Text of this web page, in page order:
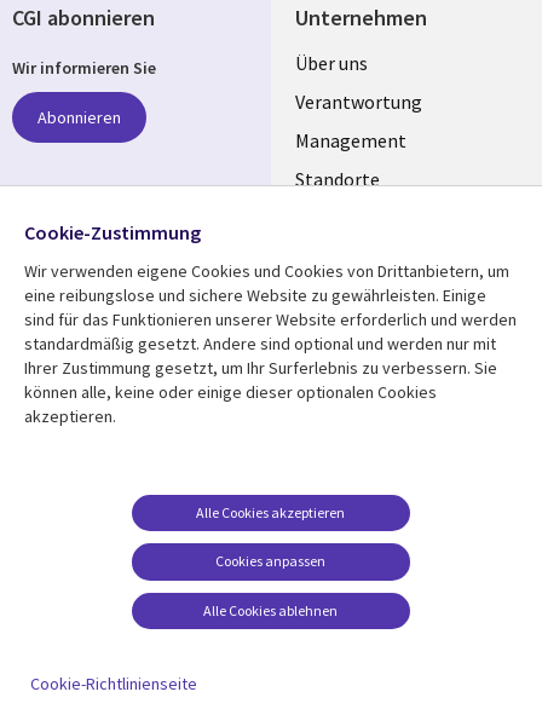
Unternehmen
Useful
links
GERMANY
Über uns
Verantwortung
Management
Standorte
Mediathek
Library
GERMANY
Aktuelles
Rechtliches
Beschwerden/Hinweise
Compliance
Datenschutz
Impressum
CGI abonnieren
Wir informieren Sie
Abonnieren
Folgen Sie uns
Social
Media
GERMANY
Cookie-Zustimmung
Wir verwenden eigene Cookies und Cookies von Drittanbietern, um
eine reibungslose und sichere Website zu gewährleisten. Einige
sind für das Funktionieren unserer Website erforderlich und werden
standardmäßig gesetzt. Andere sind optional und werden nur mit
Ihrer Zustimmung gesetzt, um Ihr Surferlebnis zu verbessern. Sie
können alle, keine oder einige dieser optionalen Cookies
akzeptieren.
Cookies anpassen
Alle Cookies akzeptieren
Alle Cookies ablehnen
Cookie-Richtlinienseite